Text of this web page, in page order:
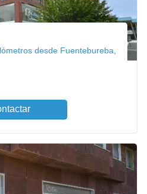
desde Fuentebureba,